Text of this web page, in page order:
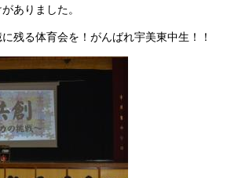
ありました。
残る体育会を！がんばれ宇美東中生！！